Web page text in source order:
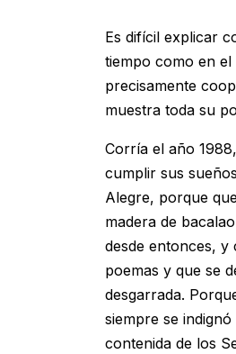
Es difícil explicar
tiempo como en
precisamente
muestra toda su
Corría el año
cumplir sus
Alegre, porque
madera de
desde entonces,
poemas y que se
desgarrada.
siempre se
contenida de los